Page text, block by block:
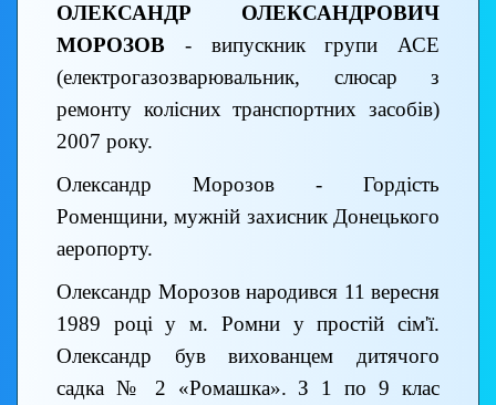
ОЛЕКСАНДР ОЛЕКСАНДРОВИЧ
МОРОЗОВ - випускник групи АСЕ
(електрогазозварювальник, слюсар з
ремонту колісних транспортних засобів)
2007 року.
Олександр Морозов - Гордість
Роменщини, мужній захисник Донецького
аеропорту.
Олександр Морозов народився 11 вересня
1989 році у м. Ромни у простій сім'ї.
Олександр був вихованцем дитячого
садка № 2 «Ромашка». З 1 по 9 клас